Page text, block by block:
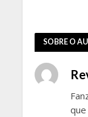
SOBRE O